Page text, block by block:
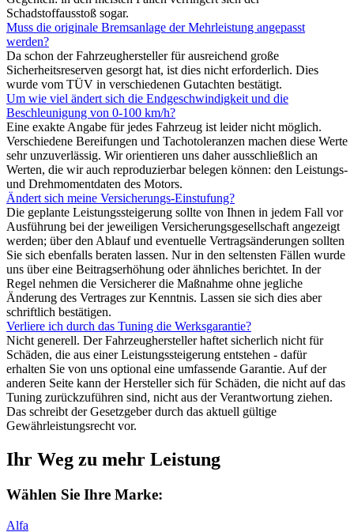
Schadstoffausstoß sogar.
Muss die originale Bremsanlage der Mehrleistung angepasst
werden?
Da schon der Fahrzeughersteller für ausreichend große
Sicherheitsreserven gesorgt hat, ist dies nicht erforderlich. Dies
wurde vom TÜV in verschiedenen Gutachten bestätigt.
Um wie viel ändert sich die Endgeschwindigkeit und die
Beschleunigung von 0-100 km/h?
Eine exakte Angabe für jedes Fahrzeug ist leider nicht möglich.
Verschiedene Bereifungen und Tachotoleranzen machen diese Werte
sehr unzuverlässig. Wir orientieren uns daher ausschließlich an
Werten, die wir auch reproduzierbar belegen können: den Leistungs-
und Drehmomentdaten des Motors.
Ändert sich meine Versicherungs-Einstufung?
Die geplante Leistungssteigerung sollte von Ihnen in jedem Fall vor
Ausführung bei der jeweiligen Versicherungsgesellschaft angezeigt
werden; über den Ablauf und eventuelle Vertragsänderungen sollten
Sie sich ebenfalls beraten lassen. Nur in den seltensten Fällen wurde
uns über eine Beitragserhöhung oder ähnliches berichtet. In der
Regel nehmen die Versicherer die Maßnahme ohne jegliche
Änderung des Vertrages zur Kenntnis. Lassen sie sich dies aber
schriftlich bestätigen.
Verliere ich durch das Tuning die Werksgarantie?
Nicht generell. Der Fahrzeughersteller haftet sicherlich nicht für
Schäden, die aus einer Leistungssteigerung entstehen - dafür
erhalten Sie von uns optional eine umfassende Garantie. Auf der
anderen Seite kann der Hersteller sich für Schäden, die nicht auf das
Tuning zurückzuführen sind, nicht aus der Verantwortung ziehen.
Das schreibt der Gesetzgeber durch das aktuell gültige
Gewährleistungsrecht vor.
Ihr Weg zu mehr Leistung
Wählen Sie Ihre Marke:
Alfa